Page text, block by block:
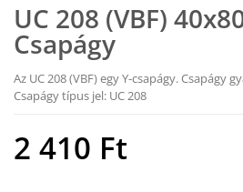
UC 208 (VBF)
Csapágy
Az UC 208 (VBF) egy Y-csapágy. Csapágy
Csapágy típus jel: UC 208
2 410 Ft